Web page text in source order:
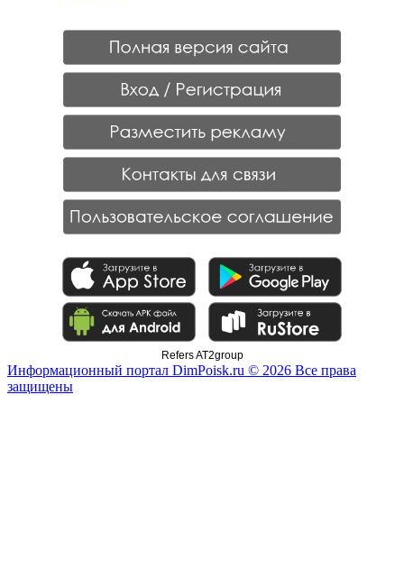
Refers AT2group
Информационный портал DimPoisk.ru © 2026 Все права
защищены